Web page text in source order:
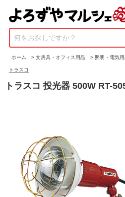
何をお探しですか？
ホーム > 文房具・オフィス用品 > 照明・電気
トラスコ
トラスコ 投光器 500W RT-